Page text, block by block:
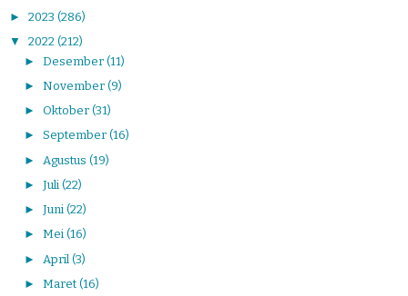
► 2023 (286)
▼ 2022 (212)
► Desember (11)
► November (9)
► Oktober (31)
► September (16)
► Agustus (19)
► Juli (22)
► Juni (22)
► Mei (16)
► April (3)
► Maret (16)